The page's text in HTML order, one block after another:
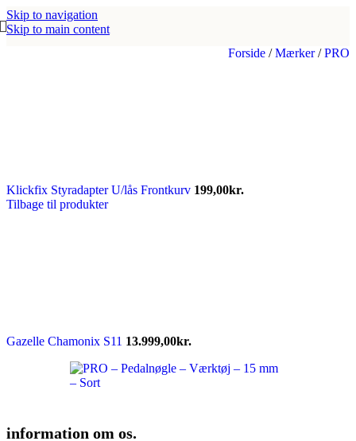
Skip to navigation
Skip to main content
Forside / Mærker/ PRO
Klickfix Styradapter U/lås Frontkurv 199,00kr.
Tilbage til produkter
Gazelle Chamonix S11 13.999,00kr.
information om os.